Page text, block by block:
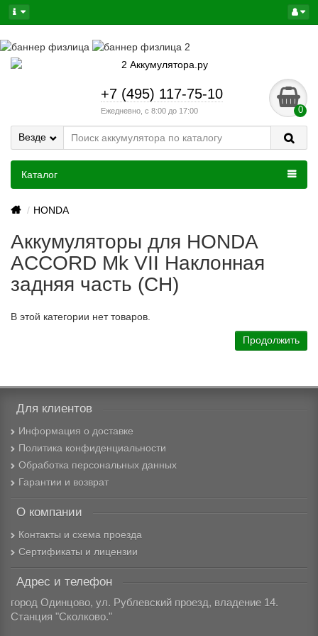
+7 (495) 117-75-10
Ежедневно, с 8:00 до 17:00 0
Везде
Каталог
HONDA
Аккумуляторы для HONDA
ACCORD Mk VII Наклонная
задняя часть (CH)
В этой категории нет товаров.
Продолжить
Для клиентов
Информация о доставке
Политика конфиденциальности
Обработка персональных данных
Гарантии и возврат
О компании
Контакты и схема проезда
Сертификаты и лицензии
Адрес и телефон
город Одинцово, ул. Рублевский проезд, владение 14.
Станция "Сколково."